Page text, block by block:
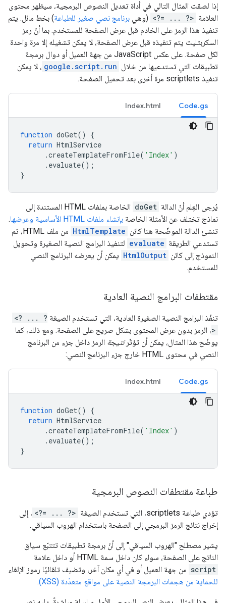
إذا لصقت المثال التالي في أداة تعديل النصوص البرمجية، سيظهر محتوى
العلامة <?= ... ?> (وهي برنامج نصي صغير للطباعة) بخط مائل. يتم
تنفيذ هذا الرمز على الخادم قبل عرض الصفحة للمستخدم. بما أنّ رمز
السكربتليت يتم تنفيذه قبل عرض الصفحة، لا يمكن تشغيله إلا مرة واحدة
لكل صفحة. على عكس JavaScript من جهة العميل أو دوال برمجة
تطبيقات التي تستدعيها من خلال google.script.run ، لا يمكن
تنفيذ scriptlets مرة أخرى بعد تحميل الصفحة.
Code.gs
Index.html
function doGet()
{
return HtmlService
.createTemplateFromFile( 'Index' )
. evaluate();
}
يُرجى العِلم أنّ الدالة doGet
الخاصة بملفات HTML المستندة إلى
نماذج تختلف عن الأمثلة الخاصة بإنشاء ملفات HTML الأساسية وعرضها
.
تنشئ الدالة الموضّحة هنا كائن HtmlTemplate
من ملف HTML، ثم
تستدعي الطريقة evaluate لتنفيذ البرامج النصية الصغيرة وتحويل
النموذج إلى كائن HtmlOutput يمكن أن يعرضه البرنامج النصي
للمستخدم.
مقتطفات البرامج النصية العادية
تنفّذ البرامج النصية الصغيرة العادية، التي تستخدم الصيغة <? ... ?
>، الرمز بدون عرض المحتوى بشكل صريح على الصفحة. ومع ذلك، كما
يوضّح هذا المثال، يمكن أن تؤثّرنتيجة الرمز داخل جزء من البرنامج
النصي في محتوى HTML خارج جزء البرنامج النصي:
Code.gs
Index.html
function doGet()
{
return HtmlService
.createTemplateFromFile( 'Index' )
. evaluate();
}
طباعة مقتطفات النصوص البرمجية
تؤدي طباعة scriptlets، التي تستخدم الصيغة <?= ... ?> ، إلى
إخراج نتائج الرمز البرمجي إلى الصفحة باستخدام الهروب السياقي.
يشير مصطلح "الهروب السياقي" إلى أنّ برمجة تطبيقات تتتبّع سياق
الناتج على الصفحة، سواء كان داخل سمة HTML أو داخل علامة
script من جهة العميل أو في أي مكان آخر، وتضيف تلقائيًا رموز الإلغاء
للحماية من هجمات البرمجة النصية على مواقع متعدّدة (XSS)
.